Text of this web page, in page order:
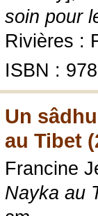
soin pour
Rivières :
ISBN :
Un
au Tibet
Francine
Nayka au